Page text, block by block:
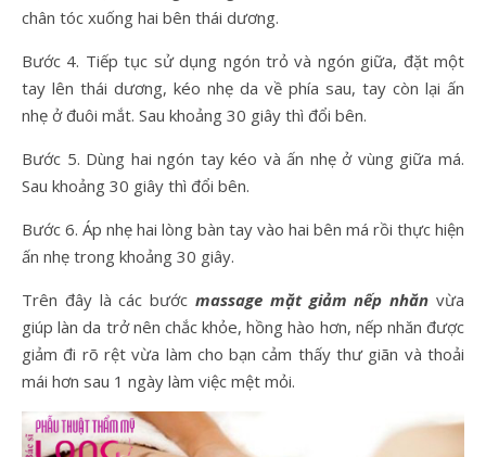
chân tóc xuống hai bên thái dương.
Bước 4. Tiếp tục sử dụng ngón trỏ và ngón giữa, đặt một
tay lên thái dương, kéo nhẹ da về phía sau, tay còn lại ấn
nhẹ ở đuôi mắt. Sau khoảng 30 giây thì đổi bên.
Bước 5. Dùng hai ngón tay kéo và ấn nhẹ ở vùng giữa má.
Sau khoảng 30 giây thì đổi bên.
Bước 6. Áp nhẹ hai lòng bàn tay vào hai bên má rồi thực hiện
ấn nhẹ trong khoảng 30 giây.
Trên đây là các bước massage mặt giảm nếp nhăn vừa
giúp làn da trở nên chắc khỏe, hồng hào hơn, nếp nhăn được
giảm đi rõ rệt vừa làm cho bạn cảm thấy thư giãn và thoải
mái hơn sau 1 ngày làm việc mệt mỏi.